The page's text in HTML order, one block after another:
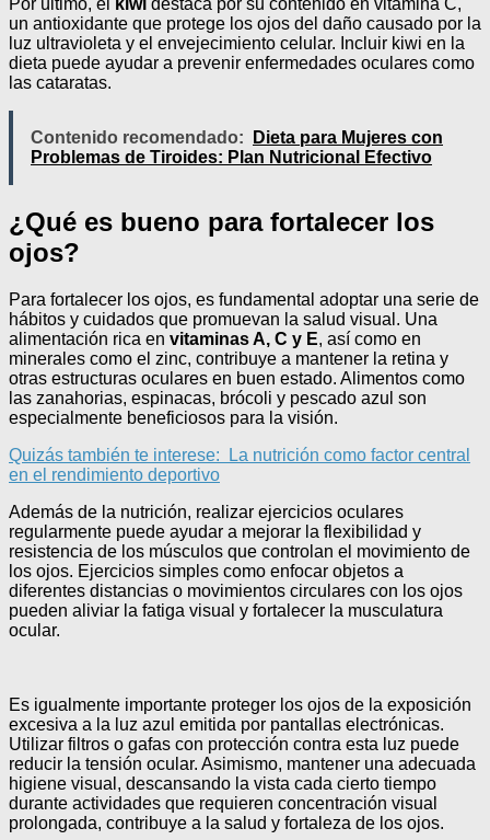
Por último, el
kiwi destaca por su contenido en vitamina C,
un antioxidante que protege los ojos del daño causado por la
luz ultravioleta y el envejecimiento celular. Incluir kiwi en la
dieta puede ayudar a prevenir enfermedades oculares como
las cataratas.
Contenido recomendado:
Dieta para Mujeres con
Problemas de Tiroides: Plan Nutricional Efectivo
¿Qué es bueno para fortalecer los
ojos?
Para fortalecer los ojos, es fundamental adoptar una serie de
hábitos y cuidados que promuevan la salud visual. Una
alimentación rica en vitaminas A, C y E, así como en
minerales como el zinc, contribuye a mantener la retina y
otras estructuras oculares en buen estado. Alimentos como
las zanahorias, espinacas, brócoli y pescado azul son
especialmente beneficiosos para la visión.
Quizás también te interese:
La nutrición como factor central
en el rendimiento deportivo
Además de la nutrición, realizar ejercicios oculares
regularmente puede ayudar a mejorar la flexibilidad y
resistencia de los músculos que controlan el movimiento de
los ojos. Ejercicios simples como enfocar objetos a
diferentes distancias o movimientos circulares con los ojos
pueden aliviar la fatiga visual y fortalecer la musculatura
ocular.
Es igualmente importante proteger los ojos de la exposición
excesiva a la luz azul emitida por pantallas electrónicas.
Utilizar filtros o gafas con protección contra esta luz puede
reducir la tensión ocular. Asimismo, mantener una adecuada
higiene visual, descansando la vista cada cierto tiempo
durante actividades que requieren concentración visual
prolongada, contribuye a la salud y fortaleza de los ojos.